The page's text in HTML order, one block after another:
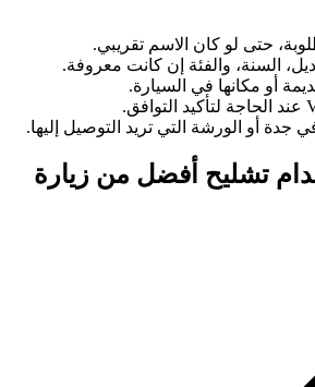
حتى لو كان الاسم تقريبي.
السنة، والفئة إن كانت معروفة.
أو مكانها في السيارة.
جدة أو الورشة التي تريد التوصيل إليها.
تشليح أفضل من زيارة